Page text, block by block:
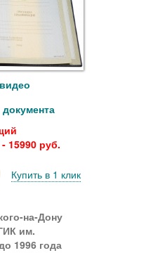
15990 руб.
Купить в 1 клик
на-Дону
им.
1996 года